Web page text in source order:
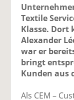
Textile
Klasse.
Alexander
war er
bringt
Kunden aus
Als CEM –